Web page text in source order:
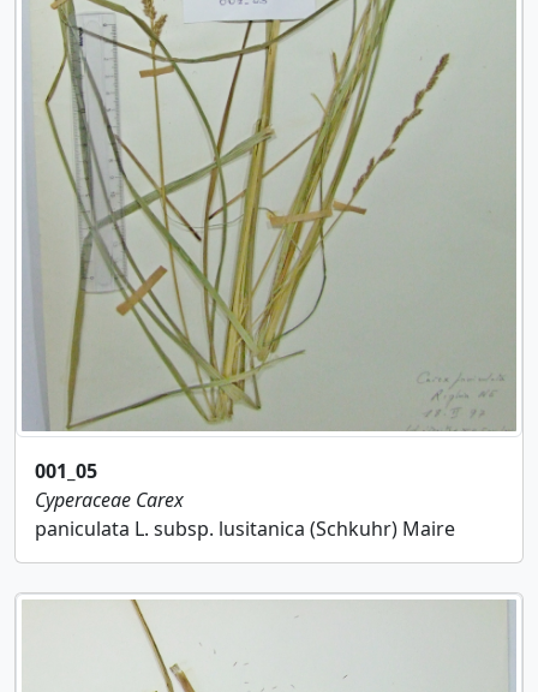
001_05
Cyperaceae Carex
paniculata L. subsp. lusitanica (Schkuhr) Maire